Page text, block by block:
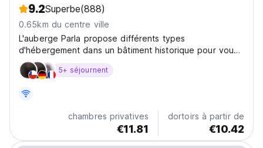
9.2Superbe(888)
0.65km du centre ville
L'auberge Parla propose différents types
d'hébergement dans un bâtiment historique pour vous
permettre de vivre la véritable expérience de Buenos
Aires.
5+ séjournent
chambres privatives
€11.81
dortoirs à partir de
€10.42